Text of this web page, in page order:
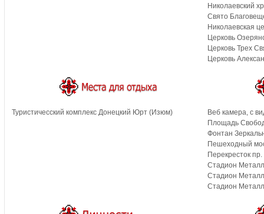
Николаевский
Свято
Николаевская
Церковь
Церковь Трех
Церковь
Туристичесский комплекс Донецкий Юрт (Изюм)
Веб камера, с
Площадь
Фонтан
Пешеходный
Перекресток
Стадион
Стадион
Стадион